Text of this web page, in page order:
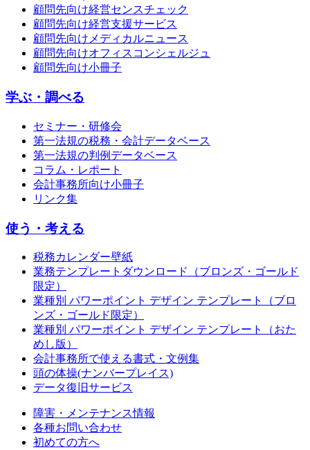
顧問先向け経営センスチェック
顧問先向け経営支援サービス
顧問先向けメディカルニュース
顧問先向けオフィスコンシェルジュ
顧問先向け小冊子
学ぶ・調べる
セミナー・研修会
第一法規の税務・会計データベース
第一法規の判例データベース
コラム・レポート
会計事務所向け小冊子
リンク集
使う・考える
税務カレンダー壁紙
業務テンプレートダウンロード（ブロンズ・ゴールド
限定）
業種別 パワーポイント デザイン テンプレート（ブロ
ンズ・ゴールド限定）
業種別 パワーポイント デザイン テンプレート（おた
めし版）
会計事務所で使える書式・文例集
頭の体操(ナンバープレイス)
データ復旧サービス
障害・メンテナンス情報
各種お問い合わせ
初めての方へ